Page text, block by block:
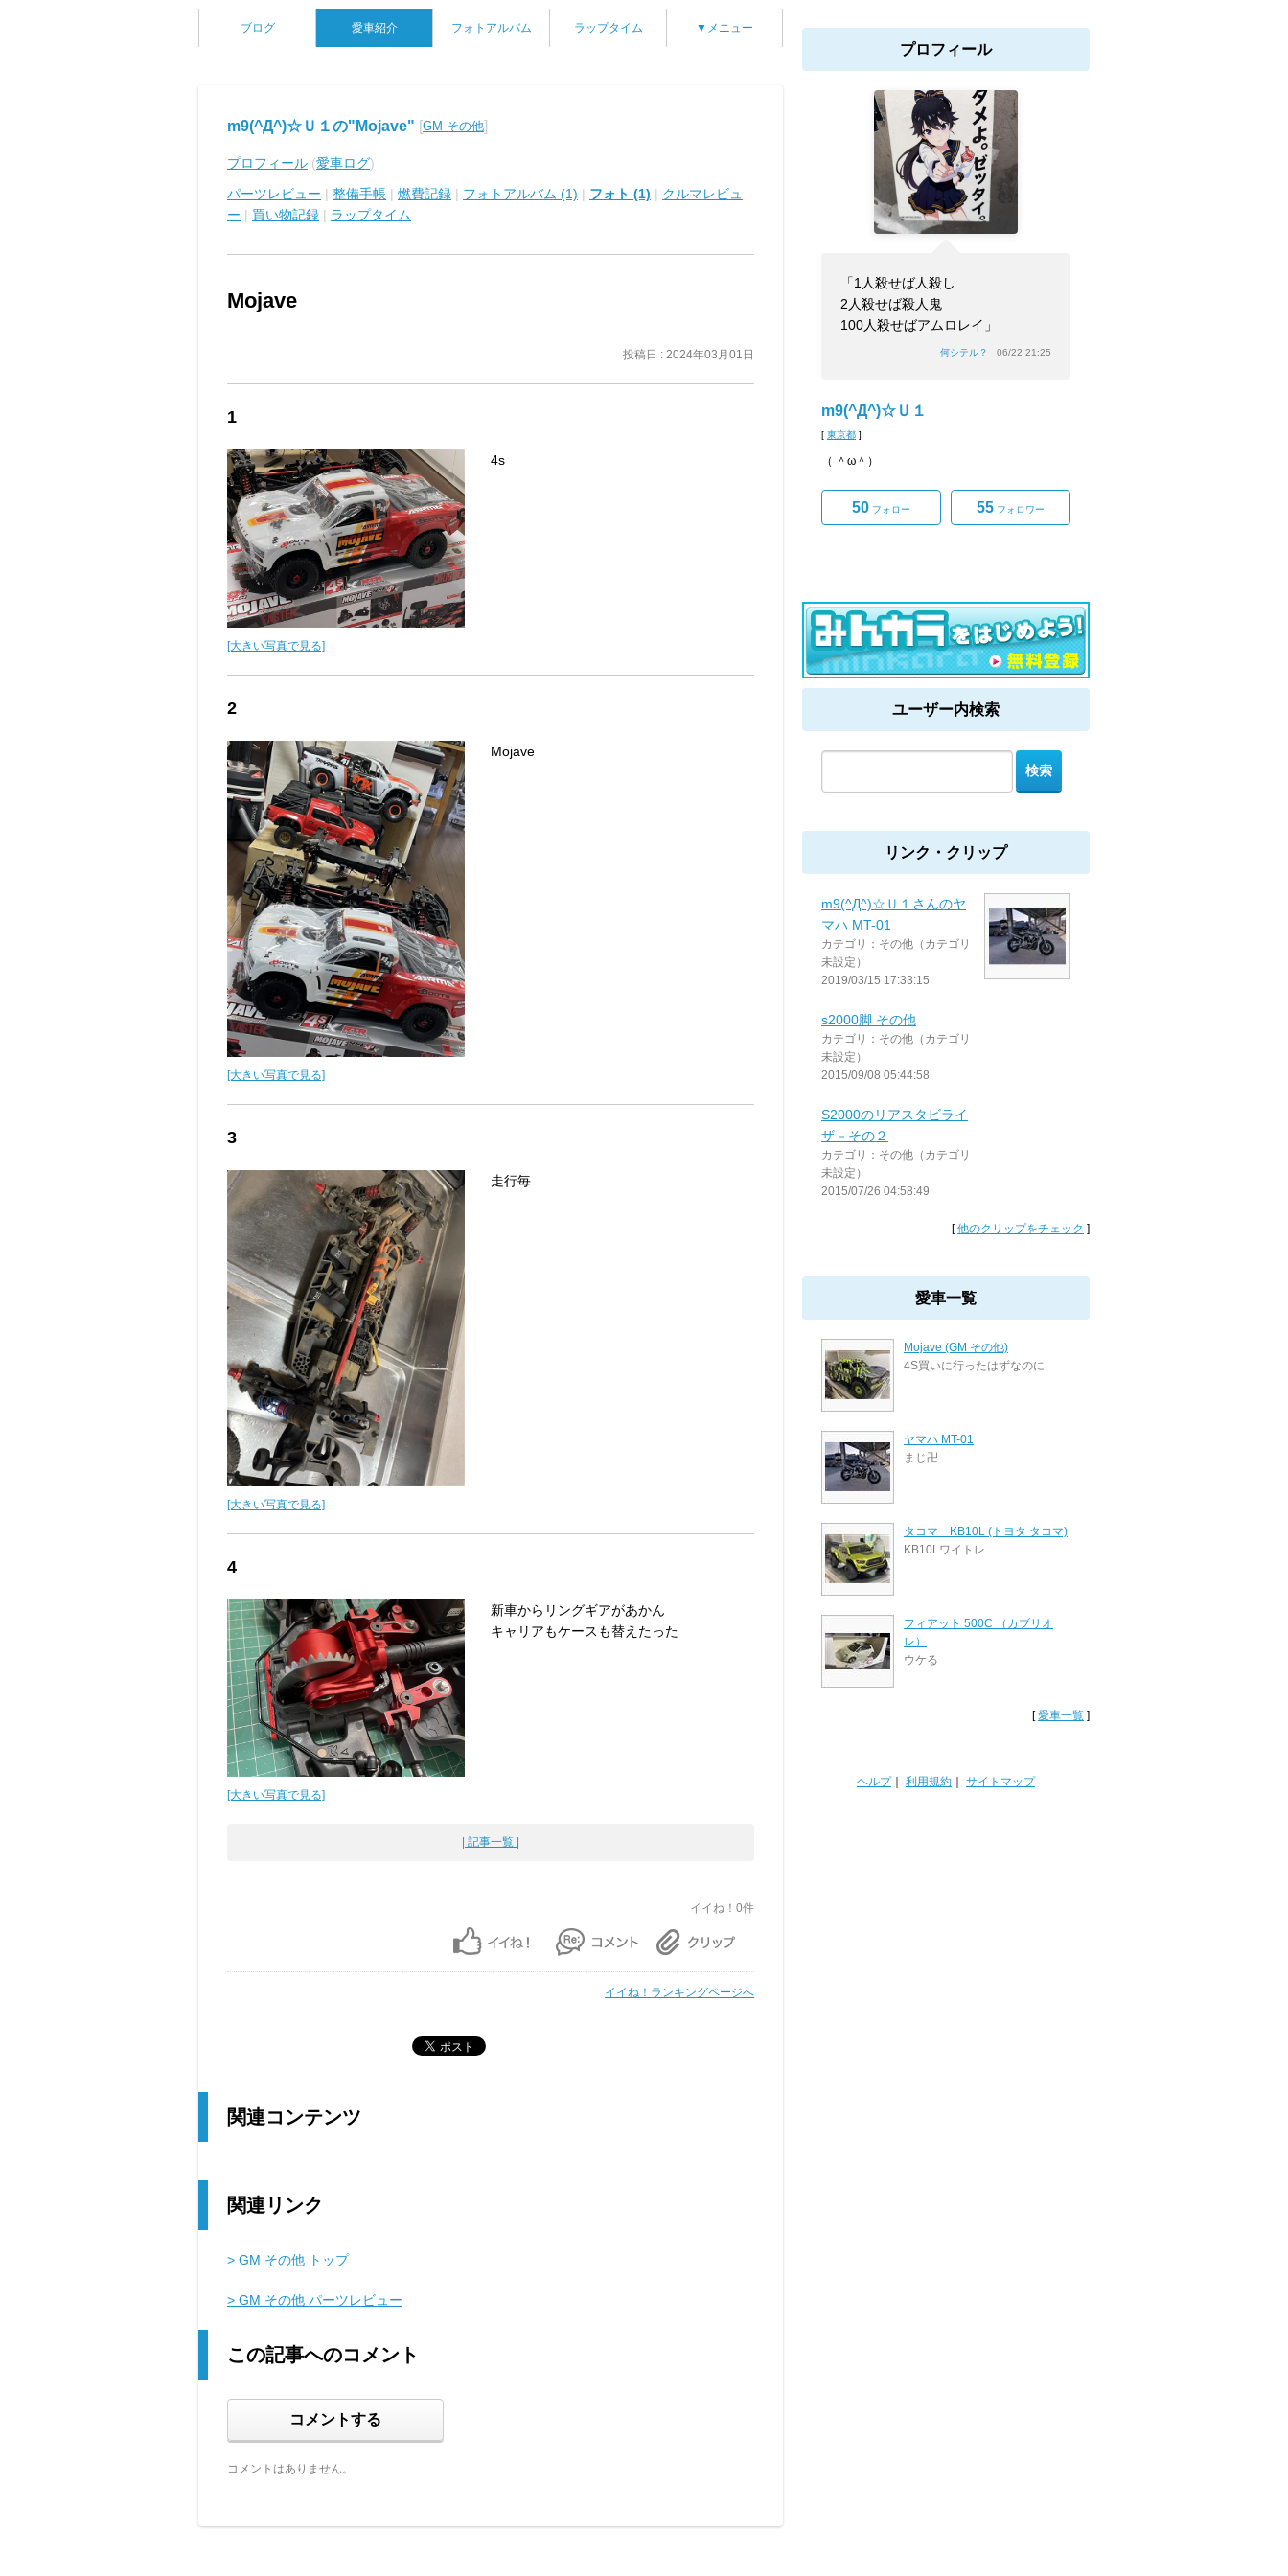
ブログ 愛車紹介 フォトアルバム ラップタイム ▼メニュー
m9(^Д^)☆Ｕ１の"Mojave" [GM その他]
プロフィール (愛車ログ)
パーツレビュー | 整備手帳 | 燃費記録 | フォトアルバム (1) | フォト (1) | クルマレビュ
ー | 買い物記録 | ラップタイム
Mojave
投稿日 : 2024年03月01日
1
[大きい写真で見る]
4s
2
[大きい写真で見る]
Mojave
3
[大きい写真で見る]
走行毎
4
[大きい写真で見る]
新車からリングギアがあかん
キャリアもケースも替えたった
| 記事一覧 |
イイね！0件
イイね！ランキングページへ
関連コンテンツ
関連リンク
> GM その他 トップ
> GM その他 パーツレビュー
この記事へのコメント
コメントする
コメントはありません。
プロフィール
「1人殺せば人殺し
2人殺せば殺人鬼
100人殺せばアムロレイ」
何シテル？ 06/22 21:25
m9(^Д^)☆Ｕ１
[ 東京都 ]
（ ＾ω＾）
50 フォロー 55 フォロワー
ユーザー内検索
リンク・クリップ
m9(^Д^)☆Ｕ１さんのヤ
マハ MT-01
カテゴリ：その他（カテゴリ
未設定）
2019/03/15 17:33:15
s2000脚 その他
カテゴリ：その他（カテゴリ
未設定）
2015/09/08 05:44:58
S2000のリアスタビライ
ザ－その２
カテゴリ：その他（カテゴリ
未設定）
2015/07/26 04:58:49
[他のクリップをチェック ]
愛車一覧
Mojave (GM その他)
4S買いに行ったはずなのに
ヤマハ MT-01
まじ卍
タコマ KB10L (トヨタ タコマ)
KB10Lワイトレ
フィアット 500C （カブリオ
レ）
ウケる
[愛車一覧 ]
ヘルプ｜ 利用規約 サイトマップ